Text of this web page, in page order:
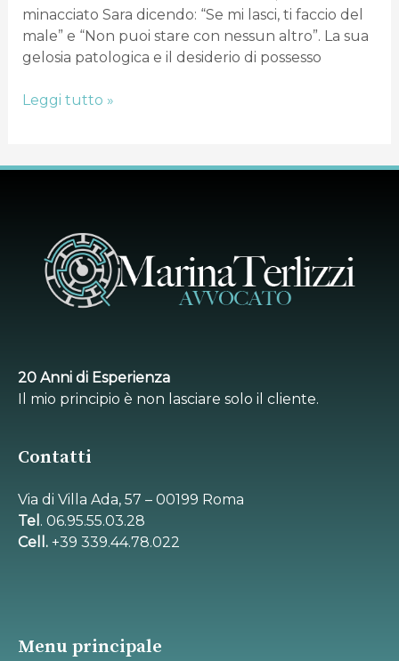
minacciato Sara dicendo: “Se mi lasci, ti faccio del
male” e “Non puoi stare con nessun altro”. La sua
gelosia patologica e il desiderio di possesso
Leggi tutto »
20 Anni di Esperienza
Il mio principio è non lasciare solo il cliente.
Contatti
Via di Villa Ada, 57 – 00199 Roma
Tel . 06.95.55.03.28
Cell. +39 339.44.78.022
Menu principale